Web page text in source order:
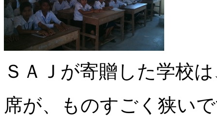
ＳＡＪが寄贈した学校
席が、ものすごく狭い